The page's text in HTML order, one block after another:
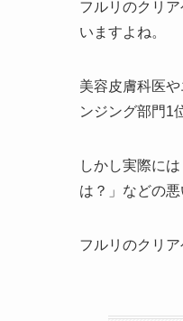
フルリのクリ
いますよね。
美容皮膚科医
ンジング部門1
しかし実際に
は？」などの
フルリのクリ